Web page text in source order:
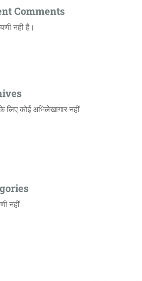
Comments
नही है।
लिए कोई अभिलेखागार नहीं
नहीं